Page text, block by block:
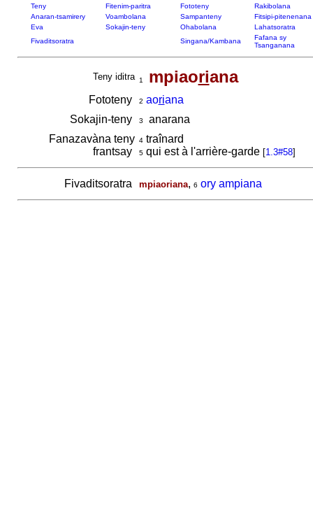
Teny Fitenim-paritra Fototeny
Rakibolana
Anaran-tsamirery
Voambolana Sampanteny
Fitsipi-pitenenana
Eva
Sokajin-teny Ohabolana
Lahatsoratra
Fivaditsoratra
Singana/Kambana
Fafana sy
Tsanganana
Teny iditra 1 mpiaoriana
Fototeny 2 aoriana
Sokajin-teny
3
anarana
Fanazavàna teny
frantsay
4traînard
5qui est à l'arrière-garde [1.3#58]
Fivaditsoratra mpiaoriana, 6 ory ampiana